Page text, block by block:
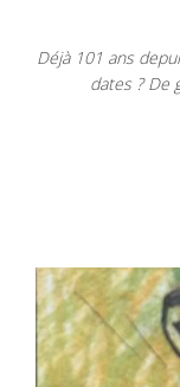
Déjà 101 ans
dates ? De